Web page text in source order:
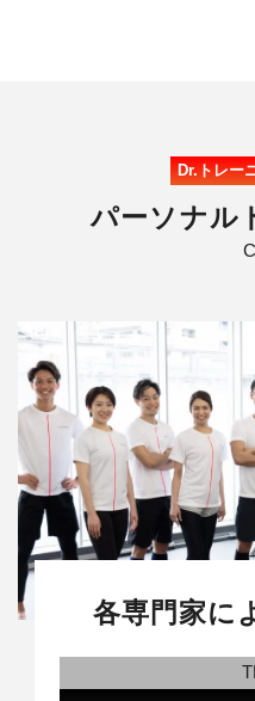
Dr.トレー
パーソナル
各専門家に